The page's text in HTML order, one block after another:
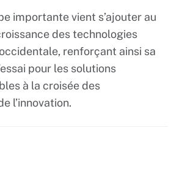
importante vient s’ajouter au
des technologies
renforçant ainsi sa
pour les solutions
à la croisée des
l’innovation.